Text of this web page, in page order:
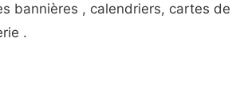
bannières , calendriers, cartes
.